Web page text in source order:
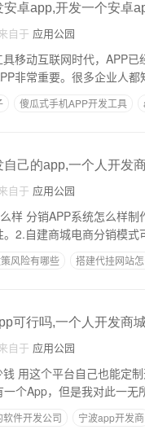
卓app,开发一个安卓
自于 应用公园
移动互联网时代，APP
非常重要。很多企业人
傻瓜式手机APP开发工具
己的app,一个人开发
自于 应用公园
性化信息，提高用
2.自建商城电商分销模
风险有哪些 搭建代挂网站
可行吗,一个人开发商
自于 应用公园
用这个平台自己也能定
个App，但是我对此一
件开发公司 宁波app开发商